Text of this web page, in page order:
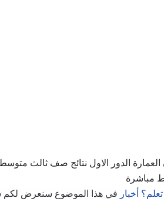
أخبار في هذا الموضوع سنعرض